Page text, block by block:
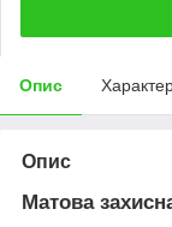
Опис
Опис
Матова